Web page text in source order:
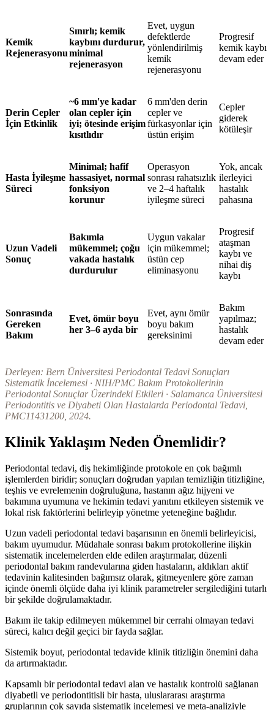
Kemik
Rejenerasyonu
Sınırlı; kemik
kaybını durdurur,
minimal
rejenerasyon
Evet, uygun
defektlerde
yönlendirilmiş
kemik
rejenerasyonu
Progresif
kemik kaybı
devam eder
Derin Cepler
İçin Etkinlik
~6 mm'ye kadar
olan cepler için
iyi; ötesinde erişim
kısıtlıdır
6 mm'den derin
cepler ve
fürkasyonlar için
üstün erişim
Cepler
giderek
kötüleşir
Hasta İyileşme
Süreci
Minimal; hafif
hassasiyet, normal
fonksiyon
korunur
Operasyon
sonrası rahatsızlık
ve 2–4 haftalık
iyileşme süreci
Yok, ancak
ilerleyici
hastalık
pahasına
Uzun Vadeli
Sonuç
Bakımla
mükemmel; çoğu
vakada hastalık
durdurulur
Uygun vakalar
için mükemmel;
üstün cep
eliminasyonu
Progresif
ataşman
kaybı ve
nihai diş
kaybı
Sonrasında
Gereken
Bakım
Evet, ömür boyu
her 3–6 ayda bir
Evet, aynı ömür
boyu bakım
gereksinimi
Bakım
yapılmaz;
hastalık
devam eder
Derleyen: Bern Üniversitesi Periodontal Tedavi Sonuçları
Sistematik İncelemesi · NIH/PMC Bakım Protokollerinin
Periodontal Sonuçlar Üzerindeki Etkileri · Salamanca Üniversitesi
Periodontitis ve Diyabeti Olan Hastalarda Periodontal Tedavi,
PMC11431200, 2024.
Klinik Yaklaşım Neden Önemlidir?
Periodontal tedavi, diş hekimliğinde protokole en çok bağımlı
işlemlerden biridir; sonuçları doğrudan yapılan temizliğin titizliğine,
teşhis ve evrelemenin doğruluğuna, hastanın ağız hijyeni ve
bakımına uyumuna ve hekimin tedavi yanıtını etkileyen sistemik ve
lokal risk faktörlerini belirleyip yönetme yeteneğine bağlıdır.
Uzun vadeli periodontal tedavi başarısının en önemli belirleyicisi,
bakım uyumudur. Müdahale sonrası bakım protokollerine ilişkin
sistematik incelemelerden elde edilen araştırmalar, düzenli
periodontal bakım randevularına giden hastaların, aldıkları aktif
tedavinin kalitesinden bağımsız olarak, gitmeyenlere göre zaman
içinde önemli ölçüde daha iyi klinik parametreler sergilediğini tutarlı
bir şekilde doğrulamaktadır.
Bakım ile takip edilmeyen mükemmel bir cerrahi olmayan tedavi
süreci, kalıcı değil geçici bir fayda sağlar.
Sistemik boyut, periodontal tedavide klinik titizliğin önemini daha
da artırmaktadır.
Kapsamlı bir periodontal tedavi alan ve hastalık kontrolü sağlanan
diyabetli ve periodontitisli bir hasta, uluslararası araştırma
gruplarının çok sayıda sistematik incelemesi ve meta-analiziyle